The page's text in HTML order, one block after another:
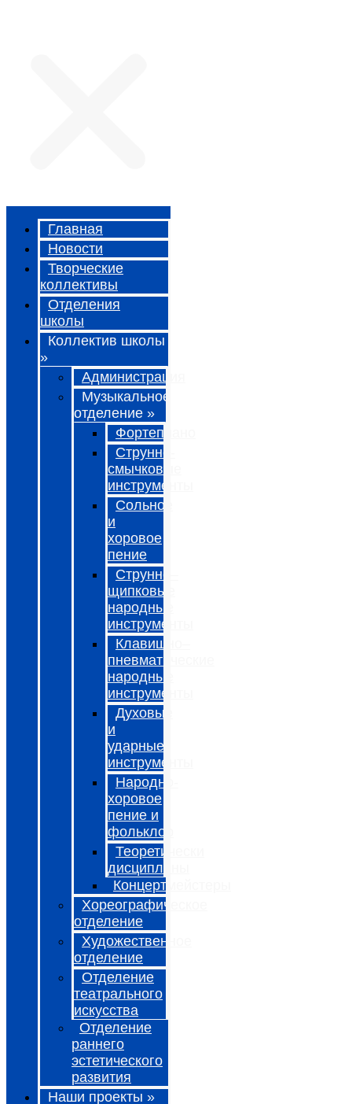
Главная
Новости
Творческие
коллективы
Отделения
школы
Коллектив школы
»
Администрация
Музыкальное
отделение »
Фортепиано
Струнно-
смычковые
инструменты
Сольное
и
хоровое
пение
Струнно–
щипковые
народные
инструменты
Клавишно–
пневматические
народные
инструменты
Духовые
и
ударные
инструменты
Народно-
хоровое
пение и
фольклор
Теоретически
дисциплины
Концертмейстеры
Хореографическое
отделение
Художественное
отделение
Отделение
театрального
искусства
Отделение
раннего
эстетического
развития
Наши проекты »